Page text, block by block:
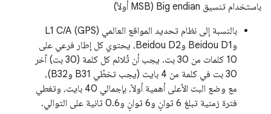
باستخدام تنسيق Big endian (MSB أولاً)
بالنسبة إلى نظام تحديد المواقع العالمي (GPS) L1 C/A
وBeidou D1 وBeidou D2، يحتوي كل إطار فرعي على
10 كلمات من 30 بت. يجب أن تُلائم كل كلمة (30 بت) آخر
30 بت في كلمة من 4 بايت (يجب تخطّي B31 وB32)،
مع وضع البت الأعلى أهمية أولاً، بإجمالي 40 بايت، وتغطي
فترة زمنية تبلغ 6 ثوانٍ و6 ثوانٍ و0.6 ثانية على التوالي.